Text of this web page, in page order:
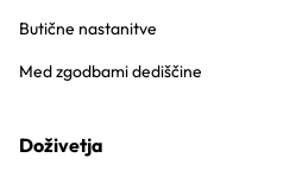
Butične nastanitve
Med zgodbami dediščine
Doživetja